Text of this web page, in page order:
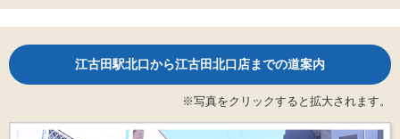
江古田駅北口から江古田北口店までの道案内
※写真をクリックすると拡大されます。